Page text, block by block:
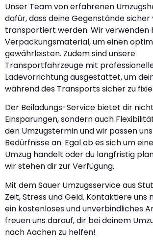
Unser Team von erfahrenen
dafür, dass deine Gegenstände
transportiert werden. Wir verwenden
Verpackungsmaterial, um einen
gewährleisten. Zudem sind unsere
Transportfahrzeuge mit
Ladevorrichtung ausgestattet, um
während des Transports sicher zu
Der Beiladungs-Service bietet dir
Einsparungen, sondern auch
den Umzugstermin und wir passen
Bedürfnisse an. Egal ob es sich um
Umzug handelt oder du langfristig
wir stehen dir zur Verfügung.
Mit dem Sauer Umzugsservice aus
Zeit, Stress und Geld. Kontaktiere uns
ein kostenloses und unverbindliches
freuen uns darauf, dir bei deinem
nach Aachen zu helfen!